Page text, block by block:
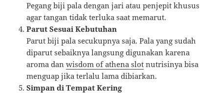
Pegang biji pala dengan jari atau penjepit khusus
agar tangan tidak terluka saat memarut.
Parut Sesuai Kebutuhan
Parut biji pala secukupnya saja. Pala yang sudah
diparut sebaiknya langsung digunakan karena
aroma danwisdom of athena slot nutrisinya bisa
menguap jika terlalu lama dibiarkan.
Simpan di Tempat Kering